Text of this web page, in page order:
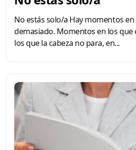
No estás solo/a Hay momentos
demasiado. Momentos en los que
los que la cabeza no para, en...